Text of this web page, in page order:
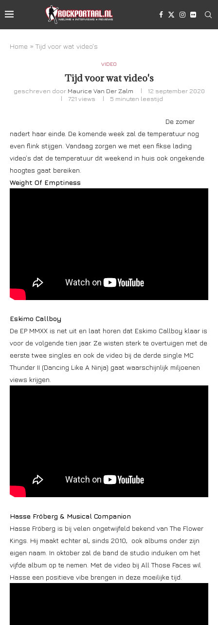
Home » Tijd voor wat video's
VIDEO
Tijd voor wat video's
geschreven door Maurice Van Der Zalm
12 september 2020
721 views 5 minuten leestijd
De zomer
nadert haar einde. De komende week zal de temperatuur nog
even flink stijgen. Vandaag zorgen we met een fikse lading
video’s dat de temperatuur dit weekend in huis ook ongekende
hoogtes gaat bereiken.
Weight Of Emptiness
Eskimo Callboy
De EP MMXX is net uit en laat horen dat Eskimo Callboy klaar is
voor de volgende tien jaar. Ze wisten sterk te overtuigen met de
eerste twee singles en ook de video bij de derde single MC
Thunder II (Dancing Like A Ninja) gaat waarschijnlijk miljoenen
views krijgen.
Hasse Fröberg & Musical Companion
Hasse Fröberg is bij velen ongetwijfeld bekend van The Flower
Kings. Hij maakt echter al, sinds 2010, ook albums onder zijn
eigen naam. In oktober zal de band de studio induiken om het
vijfde album op te nemen. Met de video bij All Those Faces wil
Hasse een positieve vibe brengen in deze moeilijke tijd.